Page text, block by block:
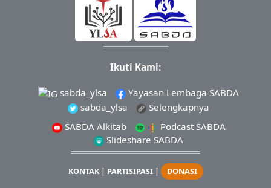
Ikuti Kami:
sabda_ylsa
Yayasan Lembaga SABDA
sabda_ylsa
Selengkapnya
SABDA Alkitab
Podcast SABDA
Slideshare SABDA
KONTAK| PARTISIPASI| DONASI